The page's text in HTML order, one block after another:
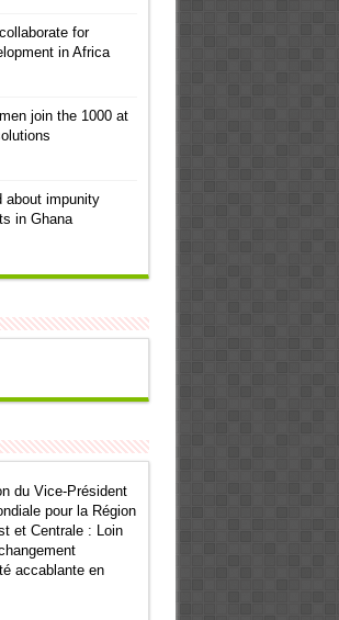
for
in Africa
join the 1000 at
about impunity
in Ghana
du Vice-Président
pour la Région
et Centrale : Loin
accablante en